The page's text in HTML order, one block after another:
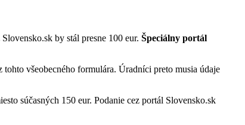
by stál presne 100 eur. Špeciálny portál
všeobecného formulára. Úradníci preto musia údaje
súčasných 150 eur. Podanie cez portál Slovensko.sk